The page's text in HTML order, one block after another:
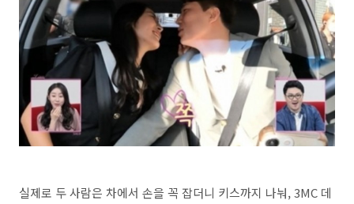
실제로 두 사람은 차에서 손을 꼭 잡더니 키스까지 나눠, 3MC 데